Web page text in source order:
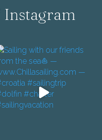
Instagram